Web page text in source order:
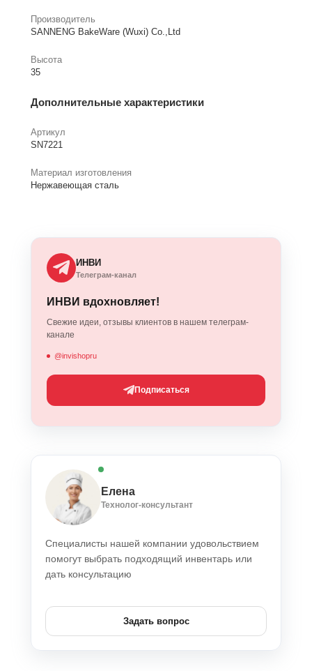
Производитель
SANNENG BakeWare (Wuxi) Co.,Ltd
Высота
35
Дополнительные характеристики
Артикул
SN7221
Материал изготовления
Нержавеющая сталь
ИНВИ
Телеграм-канал
ИНВИ вдохновляет!
Свежие идеи, отзывы клиентов в нашем телеграм-
канале
@invishopru
Подписаться
Елена
Технолог-консультант
Специалисты нашей компании удовольствием
помогут выбрать подходящий инвентарь или
дать консультацию
Задать вопрос